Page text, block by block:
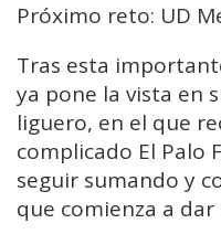
Próximo reto: UD
Tras esta
ya pone la vista en
liguero, en el que
complicado El Palo
seguir sumando y
que comienza a